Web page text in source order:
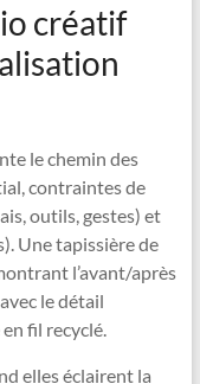
créatif
le chemin des
contraintes de
outils, gestes) et
Une tapissière de
l’avant/après
le détail
fil recyclé.
elles éclairent la